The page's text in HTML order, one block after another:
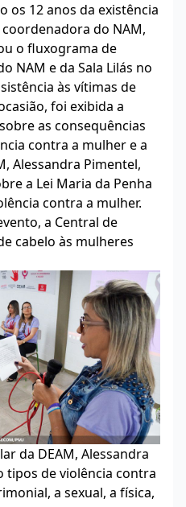
os 12 anos da existência
do NAM,
o fluxograma de
NAM e da Sala Lilás no
às vítimas de
foi exibida a
as consequências
contra a mulher e a
Alessandra Pimentel,
a Lei Maria da Penha
contra a mulher.
a Central de
cabelo às mulheres
da DEAM, Alessandra
tipos de violência contra
a sexual, a física,